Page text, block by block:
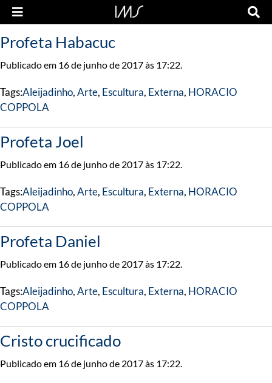
Profeta Habacuc
Publicado em 16 de junho de 2017 às 17:22.
Tags:Aleijadinho,Arte, Escultura, Externa, HORACIO
COPPOLA
Profeta Joel
Publicado em 16 de junho de 2017 às 17:22.
Tags:Aleijadinho,Arte, Escultura, Externa, HORACIO
COPPOLA
Profeta Daniel
Publicado em 16 de junho de 2017 às 17:22.
Tags:Aleijadinho,Arte, Escultura, Externa, HORACIO
COPPOLA
Cristo crucificado
Publicado em 16 de junho de 2017 às 17:22.